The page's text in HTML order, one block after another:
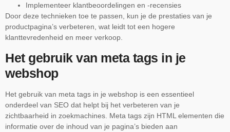
Implementeer klantbeoordelingen en -recensies
Door deze technieken toe te passen, kun je de prestaties van je
productpagina’s verbeteren, wat leidt tot een hogere
klanttevredenheid en meer verkoop.
Het gebruik van meta tags in je
webshop
Het gebruik van meta tags in je webshop is een essentieel
onderdeel van SEO dat helpt bij het verbeteren van je
zichtbaarheid in zoekmachines. Meta tags zijn HTML elementen die
informatie over de inhoud van je pagina’s bieden aan